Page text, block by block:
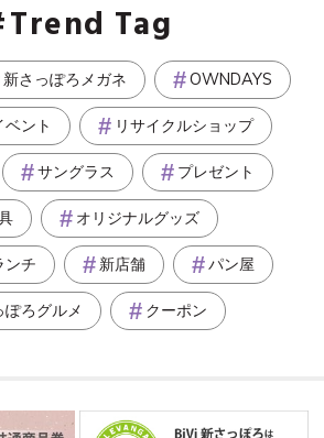
Trend Tag
新さっぽろメガネ OWNDAYS
ント リサイクルショップ
サングラス プレゼント
オリジナルグッズ
ンチ 新店舗 パン屋
ぽろグルメ クーポン